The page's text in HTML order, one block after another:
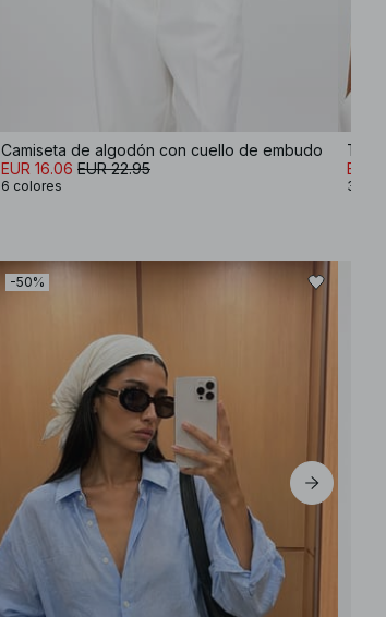
Camiseta de algodón con cuello de embudo
EUR 16.06 EUR 22.95
6 colores
Top
EUR
3
-50%